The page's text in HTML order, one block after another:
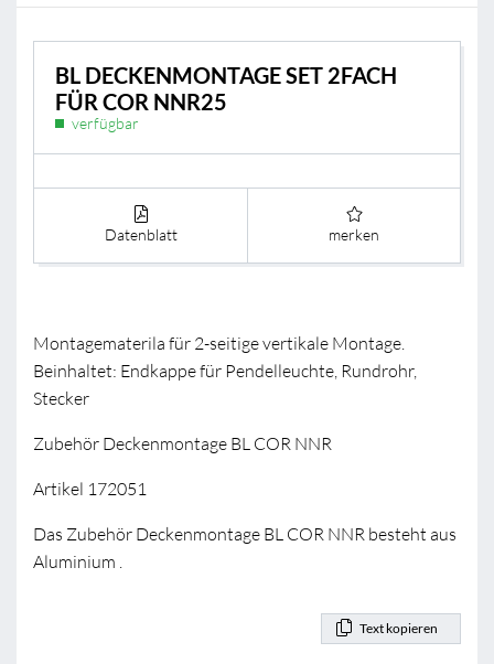
BL DECKENMONTAGE SET 2FACH
FÜR COR NNR25
verfügbar
Datenblatt merken
Montagematerila für 2-seitige vertikale Montage.
Beinhaltet: Endkappe für Pendelleuchte, Rundrohr,
Stecker
Zubehör Deckenmontage BL COR NNR
Artikel 172051
Das Zubehör Deckenmontage BL COR NNR besteht aus
Aluminium .
Text kopieren